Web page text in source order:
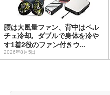
腰は大風量ファン、背中はペル
チェ冷却。ダブルで身体を冷や
す1着2役のファン付きウ...
2026年8月5日